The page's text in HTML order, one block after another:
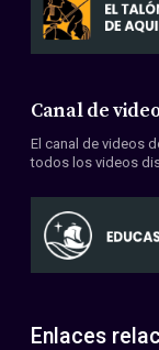
Canal de
El canal de videos
todos los videos
Enlaces